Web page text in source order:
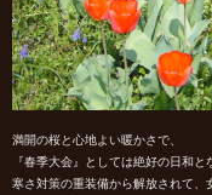
満開の桜と心地よい暖かさで、
『春季大会』としては絶好の日和と
寒さ対策の重装備から解放されて、